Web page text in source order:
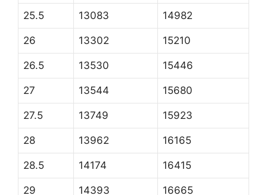
25.5 13083 14982
26 13302 15210
26.5 13530 15446
27 13544 15680
27.5 13749 15923
28 13962 16165
28.5 14174 16415
29 14393 16665